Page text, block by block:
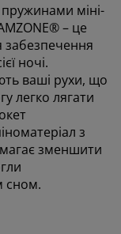
міні-
– це
ночі.
ваші рухи, що
легко лягати
з
зменшити
сном.